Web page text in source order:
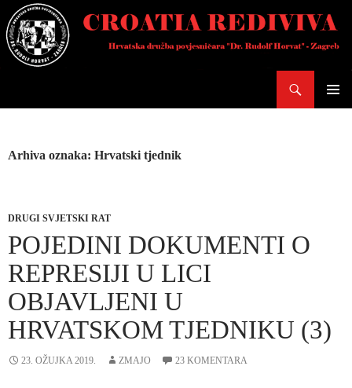
Skoči
do
sadržaja
Arhiva oznaka: Hrvatski tjednik
DRUGI SVJETSKI RAT
POJEDINI DOKUMENTI O
REPRESIJI U LICI
OBJAVLJENI U
HRVATSKOM TJEDNIKU (3)
23. OŽUJKA 2019. ZMAJO 23 KOMENTARA